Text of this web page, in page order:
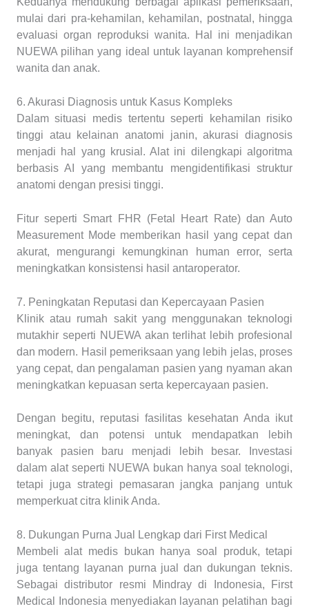
mulai dari pra-kehamilan, kehamilan, postnatal, hingga
evaluasi organ reproduksi wanita. Hal ini menjadikan
NUEWA pilihan yang ideal untuk layanan komprehensif
wanita dan anak.
6. Akurasi Diagnosis untuk Kasus Kompleks
Dalam situasi medis tertentu seperti kehamilan risiko
tinggi atau kelainan anatomi janin, akurasi diagnosis
menjadi hal yang krusial. Alat ini dilengkapi algoritma
berbasis AI yang membantu mengidentifikasi struktur
anatomi dengan presisi tinggi.
Fitur seperti Smart FHR (Fetal Heart Rate) dan Auto
Measurement Mode memberikan hasil yang cepat dan
akurat, mengurangi kemungkinan human error, serta
meningkatkan konsistensi hasil antaroperator.
7. Peningkatan Reputasi dan Kepercayaan Pasien
Klinik atau rumah sakit yang menggunakan teknologi
mutakhir seperti NUEWA akan terlihat lebih profesional
dan modern. Hasil pemeriksaan yang lebih jelas, proses
yang cepat, dan pengalaman pasien yang nyaman akan
meningkatkan kepuasan serta kepercayaan pasien.
Dengan begitu, reputasi fasilitas kesehatan Anda ikut
meningkat, dan potensi untuk mendapatkan lebih
banyak pasien baru menjadi lebih besar. Investasi
dalam alat seperti NUEWA bukan hanya soal teknologi,
tetapi juga strategi pemasaran jangka panjang untuk
memperkuat citra klinik Anda.
8. Dukungan Purna Jual Lengkap dari First Medical
Membeli alat medis bukan hanya soal produk, tetapi
juga tentang layanan purna jual dan dukungan teknis.
Sebagai distributor resmi Mindray di Indonesia, First
Medical Indonesia menyediakan layanan pelatihan bagi